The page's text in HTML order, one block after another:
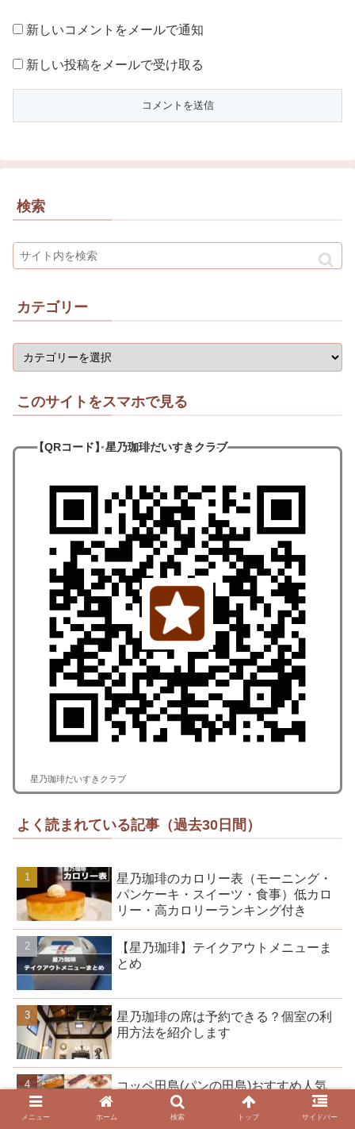
新しいコメントをメールで通知
新しい投稿をメールで受け取る
検索
カテゴリー
このサイトをスマホで見る
【QRコード】星乃珈琲だいすきクラブ
星乃珈琲だいすきクラブ
よく読まれている記事（過去30日間）
星乃珈琲のカロリー表（モーニング・
パンケーキ・スイーツ・食事）低カロ
リー・高カロリーランキング付き
【星乃珈琲】テイクアウトメニューま
とめ
星乃珈琲の席は予約できる？個室の利
用方法を紹介します
コッペ田島(パンの田島)おすすめ人気
メニュー！ファンが選ぶ9選
メニュー ホーム 検索 トップ サイドバー